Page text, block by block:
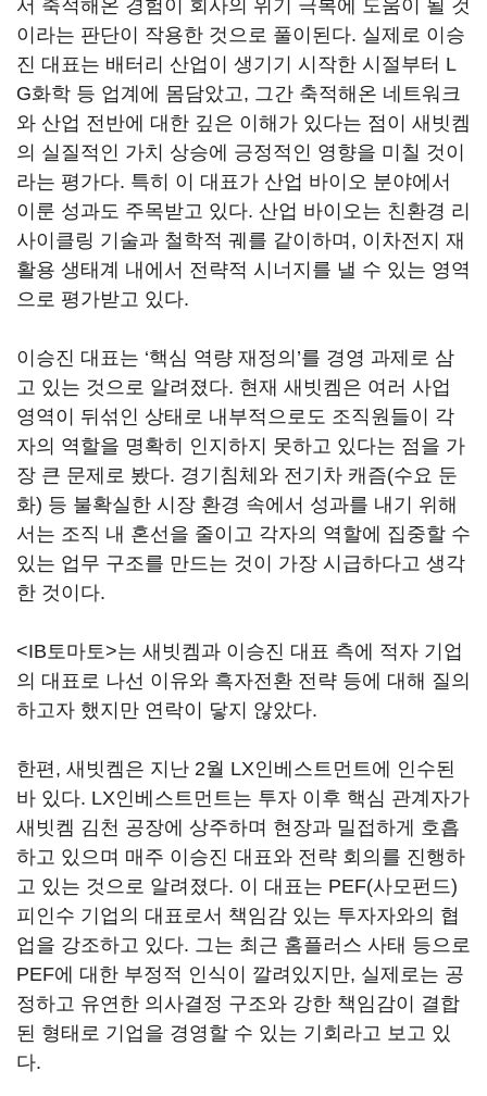
서 축적해온 경험이 회사의 위기 극복에 도움이 될 것
이라는 판단이 작용한 것으로 풀이된다. 실제로 이승
진 대표는 배터리 산업이 생기기 시작한 시절부터 L
G화학 등 업계에 몸담았고, 그간 축적해온 네트워크
와 산업 전반에 대한 깊은 이해가 있다는 점이 새빗켐
의 실질적인 가치 상승에 긍정적인 영향을 미칠 것이
라는 평가다. 특히 이 대표가 산업 바이오 분야에서
이룬 성과도 주목받고 있다. 산업 바이오는 친환경 리
사이클링 기술과 철학적 궤를 같이하며, 이차전지 재
활용 생태계 내에서 전략적 시너지를 낼 수 있는 영역
으로 평가받고 있다.
이승진 대표는 ‘핵심 역량 재정의’를 경영 과제로 삼
고 있는 것으로 알려졌다. 현재 새빗켐은 여러 사업
영역이 뒤섞인 상태로 내부적으로도 조직원들이 각
자의 역할을 명확히 인지하지 못하고 있다는 점을 가
장 큰 문제로 봤다. 경기침체와 전기차 캐즘(수요 둔
화) 등 불확실한 시장 환경 속에서 성과를 내기 위해
서는 조직 내 혼선을 줄이고 각자의 역할에 집중할 수
있는 업무 구조를 만드는 것이 가장 시급하다고 생각
한 것이다.
<IB토마토>는 새빗켐과 이승진 대표 측에 적자 기업
의 대표로 나선 이유와 흑자전환 전략 등에 대해 질의
하고자 했지만 연락이 닿지 않았다.
한편, 새빗켐은 지난 2월 LX인베스트먼트에 인수된
바 있다. LX인베스트먼트는 투자 이후 핵심 관계자가
새빗켐 김천 공장에 상주하며 현장과 밀접하게 호흡
하고 있으며 매주 이승진 대표와 전략 회의를 진행하
고 있는 것으로 알려졌다. 이 대표는 PEF(사모펀드)
피인수 기업의 대표로서 책임감 있는 투자자와의 협
업을 강조하고 있다. 그는 최근 홈플러스 사태 등으로
PEF에 대한 부정적 인식이 깔려있지만, 실제로는 공
정하고 유연한 의사결정 구조와 강한 책임감이 결합
된 형태로 기업을 경영할 수 있는 기회라고 보고 있
다.